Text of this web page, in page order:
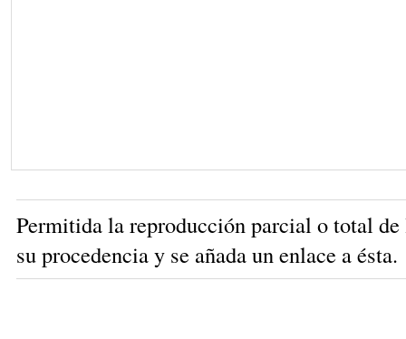
Permitida la reproducción parcial o total
su procedencia y se añada un enlace a ésta.